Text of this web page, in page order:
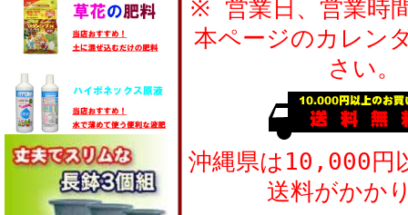
※ 営業日、営業時
本ページのカレン
さい。
沖縄県は10,000円
送料がかか